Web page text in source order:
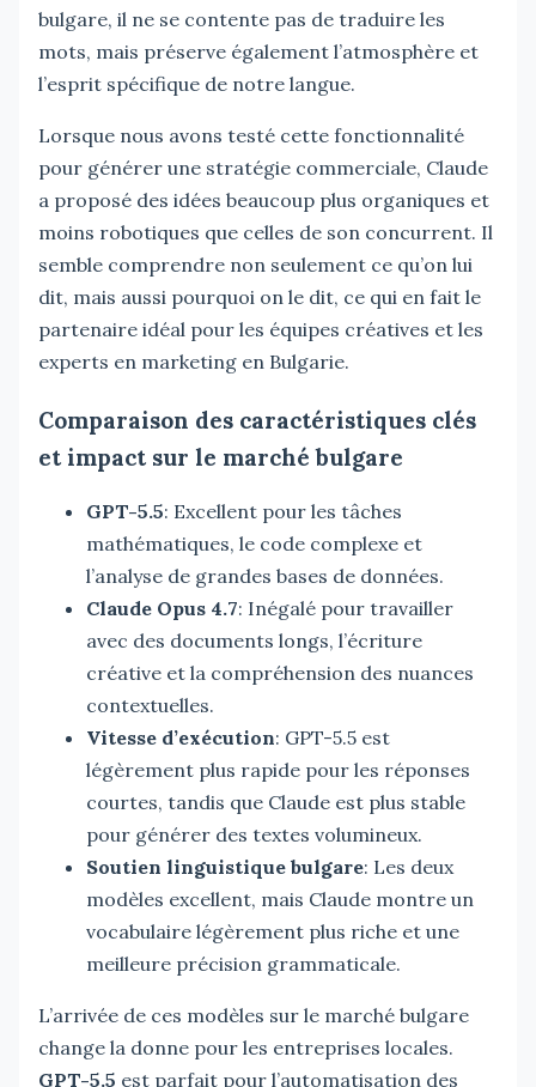
bulgare, il ne se contente pas de traduire les
mots, mais préserve également l’atmosphère et
l’esprit spécifique de notre langue.
Lorsque nous avons testé cette fonctionnalité
pour générer une stratégie commerciale, Claude
a proposé des idées beaucoup plus organiques et
moins robotiques que celles de son concurrent. Il
semble comprendre non seulement ce qu’on lui
dit, mais aussi pourquoi on le dit, ce qui en fait le
partenaire idéal pour les équipes créatives et les
experts en marketing en Bulgarie.
Comparaison des caractéristiques clés
et impact sur le marché bulgare
GPT-5.5: Excellent pour les tâches
mathématiques, le code complexe et
l’analyse de grandes bases de données.
Claude Opus 4.7: Inégalé pour travailler
avec des documents longs, l’écriture
créative et la compréhension des nuances
contextuelles.
Vitesse d’exécution: GPT-5.5 est
légèrement plus rapide pour les réponses
courtes, tandis que Claude est plus stable
pour générer des textes volumineux.
Soutien linguistique bulgare: Les deux
modèles excellent, mais Claude montre un
vocabulaire légèrement plus riche et une
meilleure précision grammaticale.
L’arrivée de ces modèles sur le marché bulgare
change la donne pour les entreprises locales.
GPT-5.5 est parfait pour l’automatisation des